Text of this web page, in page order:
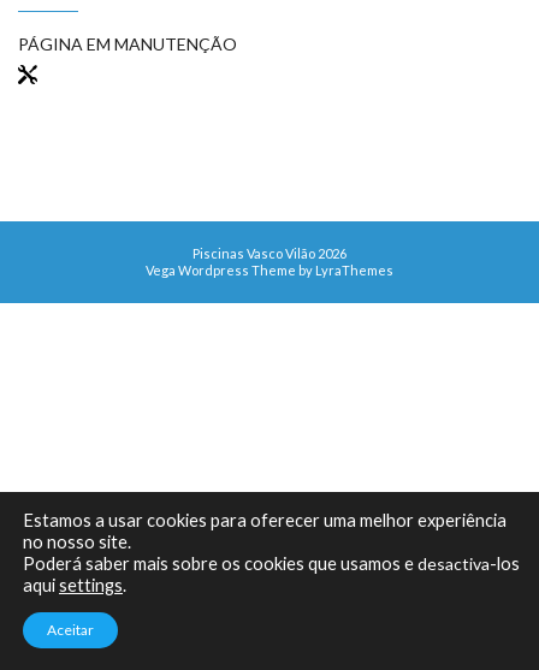
PÁGINA EM MANUTENÇÃO
Piscinas Vasco Vilão 2026
Vega Wordpress Theme by LyraThemes
Estamos a usar cookies para oferecer uma melhor experiência
no nosso site.
Poderá saber mais sobre os cookies que usamos edesactiva-los
aquisettings.
Aceitar